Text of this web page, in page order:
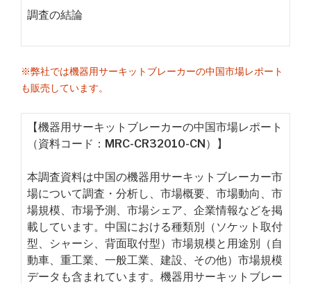
調査の結論
※弊社では機器用サーキットブレーカーの中国市場レポート
も販売しています。
【機器用サーキットブレーカーの中国市場レポート
（資料コード：MRC-CR32010-CN）】
本調査資料は中国の機器用サーキットブレーカー市
場について調査・分析し、市場概要、市場動向、市
場規模、市場予測、市場シェア、企業情報などを掲
載しています。中国における種類別（ソケット取付
型、シャーシ、背面取付型）市場規模と用途別（自
動車、重工業、一般工業、建設、その他）市場規模
データも含まれています。機器用サーキットブレー